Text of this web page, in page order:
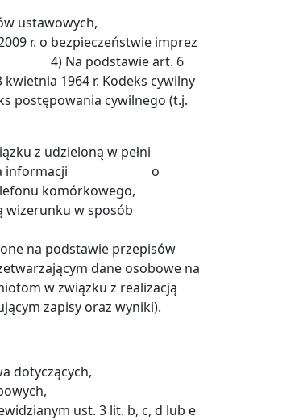
ustawowych,
o bezpieczeństwie imprez
art. 6
1964 r. Kodeks cywilny
postępowania cywilnego (t.j.
z udzieloną w pełni
informacji o
komórkowego,
wizerunku w sposób
na podstawie przepisów
dane osobowe na
w związku z realizacją
zapisy oraz wyniki).
dotyczących,
ust. 3 lit. b, c, d lub e